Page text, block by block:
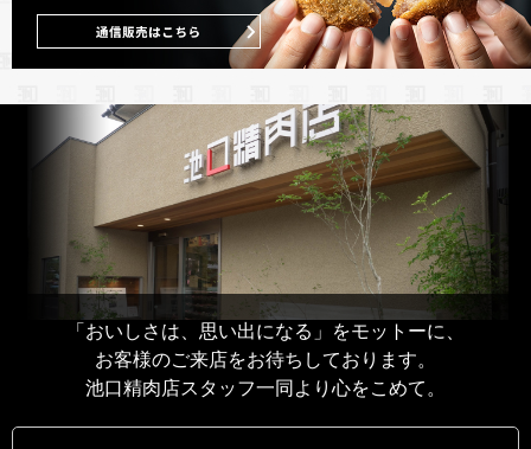
「おいしさは、思い出になる」をモットーに、
お客様のご来店をお待ちしております。
池口精肉店スタッフ一同より心をこめて。